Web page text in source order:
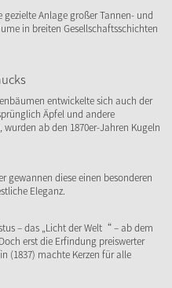
gezielte Anlage großer Tannen- und
in breiten Gesellschaftsschichten
entwickelte sich auch der
Äpfel und andere
ab den 1870er-Jahren Kugeln
gewannen diese einen besonderen
Eleganz.
– das „Licht der Welt“ – ab dem
erst die Erfindung preiswerter
(1837) machte Kerzen für alle